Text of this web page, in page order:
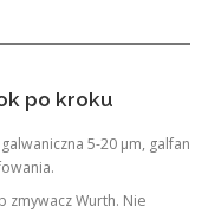
po kroku
5-20 µm, galfan
zmywacz Wurth. Nie